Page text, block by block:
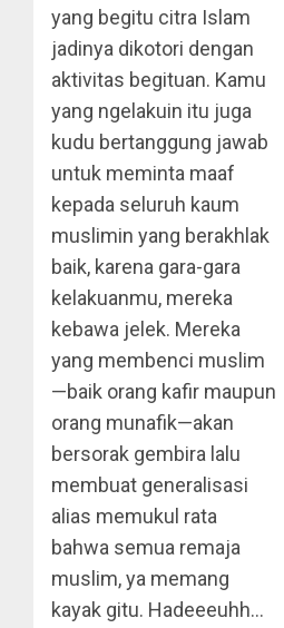
yang begitu citra Islam
jadinya dikotori dengan
aktivitas begituan. Kamu
yang ngelakuin itu juga
kudu bertanggung jawab
untuk meminta maaf
kepada seluruh kaum
muslimin yang berakhlak
baik, karena gara-gara
kelakuanmu, mereka
kebawa jelek. Mereka
yang membenci muslim
—baik orang kafir maupun
orang munafik—akan
bersorak gembira lalu
membuat generalisasi
alias memukul rata
bahwa semua remaja
muslim, ya memang
kayak gitu. Hadeeeuhh…